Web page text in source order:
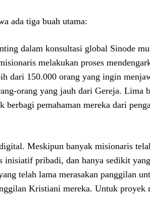
ada tiga buah utama:
dalam konsultasi global Sinode
melakukan proses
dari 150.000 orang yang ingin
orang yang jauh dari Gereja. Lima
pemahaman mereka dari
Meskipun banyak misionaris
inisiatif pribadi, dan hanya sedikit
telah lama merasakan panggilan
Kristiani mereka. Untuk proyek